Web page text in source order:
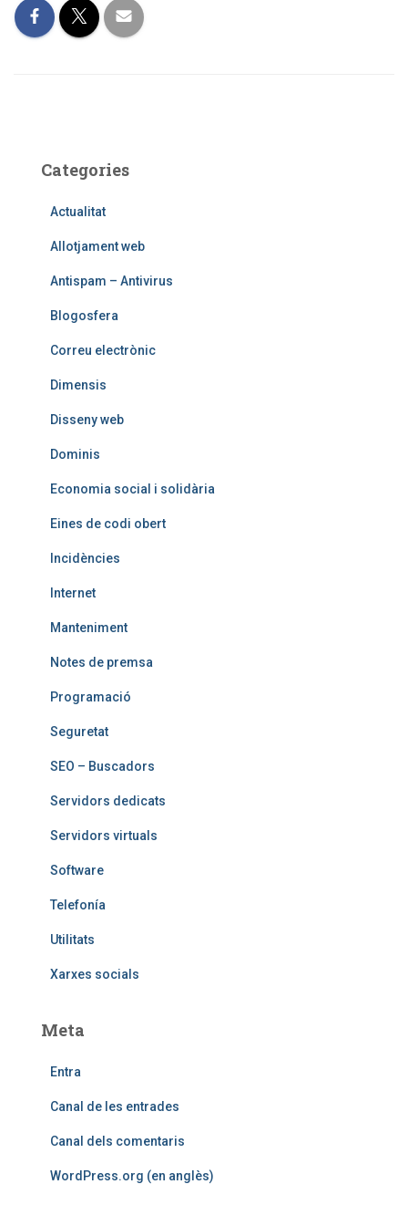
Categories
Actualitat
Allotjament web
Antispam – Antivirus
Blogosfera
Correu electrònic
Dimensis
Disseny web
Dominis
Economia social i solidària
Eines de codi obert
Incidències
Internet
Manteniment
Notes de premsa
Programació
Seguretat
SEO – Buscadors
Servidors dedicats
Servidors virtuals
Software
Telefoní­a
Utilitats
Xarxes socials
Meta
Entra
Canal de les entrades
Canal dels comentaris
WordPress.org (en anglès)